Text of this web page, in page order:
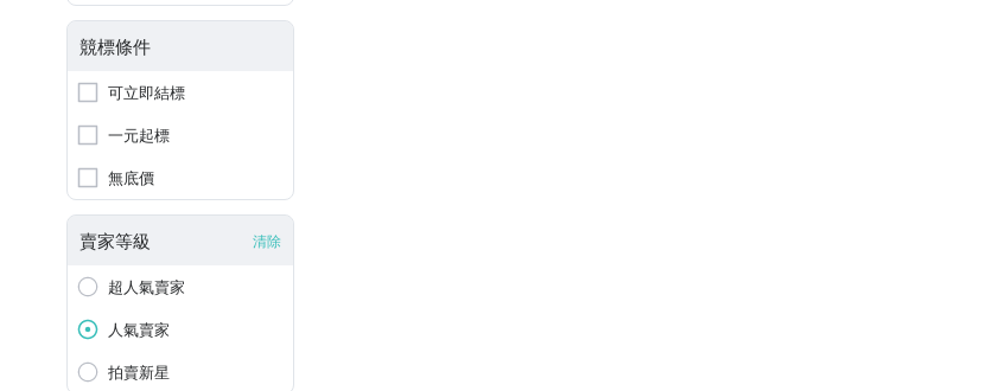
競標條件
可立即結標
一元起標
無底價
賣家等級 清除
超人氣賣家
人氣賣家
拍賣新星